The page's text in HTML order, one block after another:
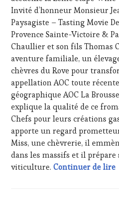
GASTRONOMIE
FRANÇAISE,
FAMOUS
HOST,
GUEST,
INVITATIONS
&
DÉGUSTATIONS,
WINE
TASTING,
MÉDIAS,
PRESSE
ÉCRITE,
RADIO,
TV,
WEB,
OENOTOURISME,
Invité d’honneur Monsieur
Paysagiste – Tasting Movie
Provence Sainte-Victoire &
Chaullier et son fils Thomas
aventure familiale, un
chèvres du Rove pour
appellation AOC toute
géographique AOC La
explique la qualité de ce
Chefs pour leurs créations
apporte un regard
Miss, une chèvrerie, il
dans les massifs et il
viticulture.Continuer de lire